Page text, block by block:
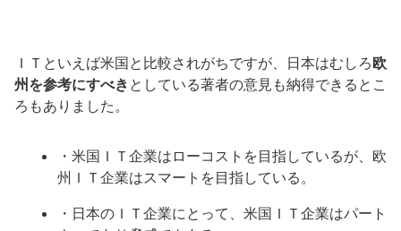
ＩＴといえば米国と比較されがちですが、日本はむしろ欧
州を参考にすべき としている著者の意見も納得できるとこ
ろもありました。
・米国ＩＴ企業はローコストを目指しているが、欧
州ＩＴ企業はスマートを目指している。
・日本のＩＴ企業にとって、米国ＩＴ企業はパート